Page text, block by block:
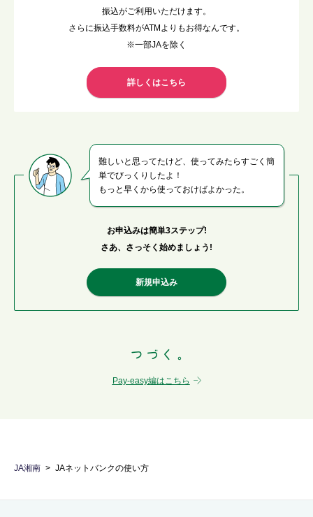
振込がご利用いただけます。
さらに振込手数料がATMよりもお得なんです。
※一部JAを除く
詳しくはこちら
難しいと思ってたけど、使ってみたらすごく簡
単でびっくりしたよ！
もっと早くから使っておけばよかった。
お申込みは簡単3ステップ!
さあ、さっそく始めましょう!
新規申込み
Pay-easy編はこちら
JA湘南 JAネットバンクの使い方